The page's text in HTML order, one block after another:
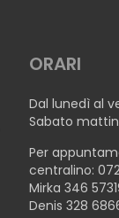
ORARI
Dal lunedì al
Sabato
Per
centralino:
Mirka 346
Denis 328